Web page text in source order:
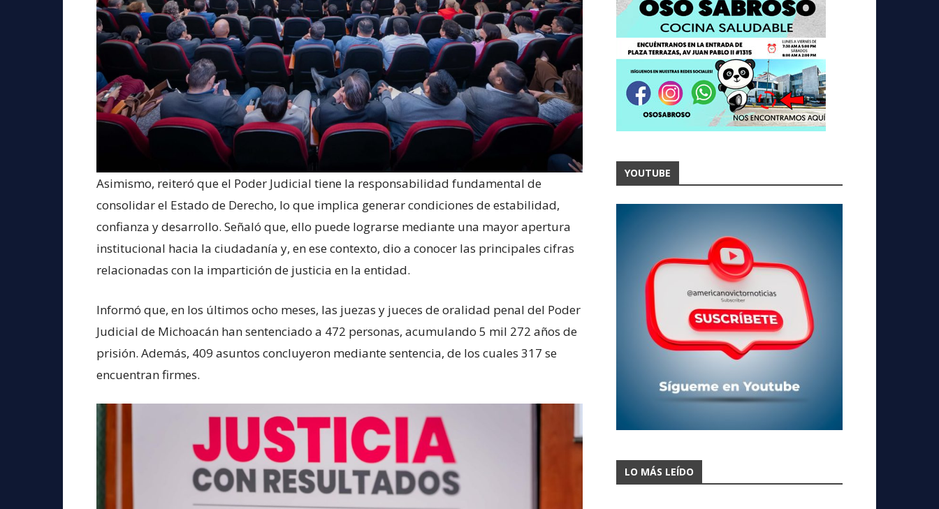
Asimismo, reiteró que el Poder Judicial tiene la responsabilidad fundamental de
consolidar el Estado de Derecho, lo que implica generar condiciones de estabilidad,
confianza y desarrollo. Señaló que, ello puede lograrse mediante una mayor apertura
institucional hacia la ciudadanía y, en ese contexto, dio a conocer las principales cifras
relacionadas con la impartición de justicia en la entidad.
Informó que, en los últimos ocho meses, las juezas y jueces de oralidad penal del Poder
Judicial de Michoacán han sentenciado a 472 personas, acumulando 5 mil 272 años de
prisión. Además, 409 asuntos concluyeron mediante sentencia, de los cuales 317 se
encuentran firmes.
YOUTUBE
LO MÁS LEÍDO